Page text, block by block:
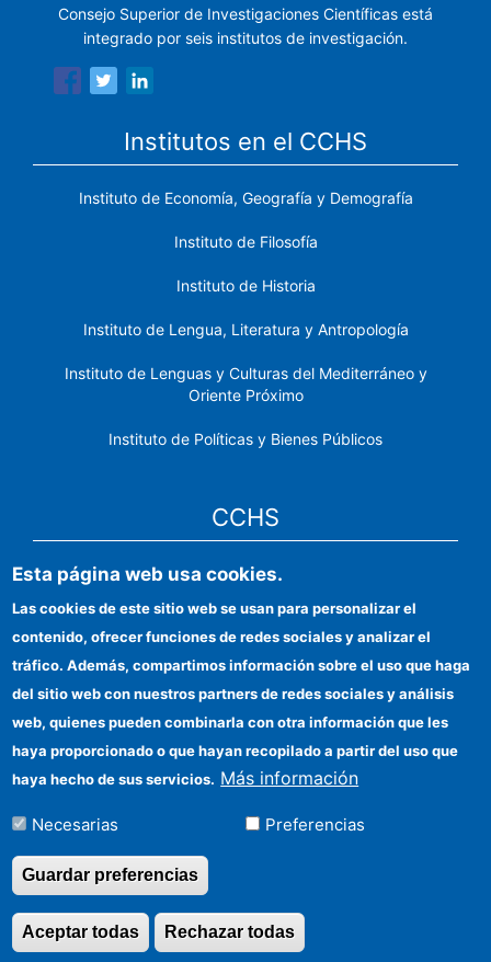
Consejo Superior de Investigaciones Científicas está
integrado por seis institutos de investigación.
Institutos en el CCHS
Instituto de Economía, Geografía y Demografía
Instituto de Filosofía
Instituto de Historia
Instituto de Lengua, Literatura y Antropología
Instituto de Lenguas y Culturas del Mediterráneo y
Oriente Próximo
Instituto de Políticas y Bienes Públicos
CCHS
Sede electrónica CSIC
Identidad institucional
Información para proveedores
Ayudas FEDER
Organismos financiadores
Contacto
Cómo llegar
©Copyright 2026 Todos los derechos reservados
Esta página web usa cookies.
Las cookies de este sitio web se usan para personalizar el
contenido, ofrecer funciones de redes sociales y analizar el
tráfico. Además, compartimos información sobre el uso que haga
del sitio web con nuestros partners de redes sociales y análisis
web, quienes pueden combinarla con otra información que les
haya proporcionado o que hayan recopilado a partir del uso que
haya hecho de sus servicios. Más información
Necesarias Preferencias
Guardar preferencias
Rechazar todas
Aceptar todas